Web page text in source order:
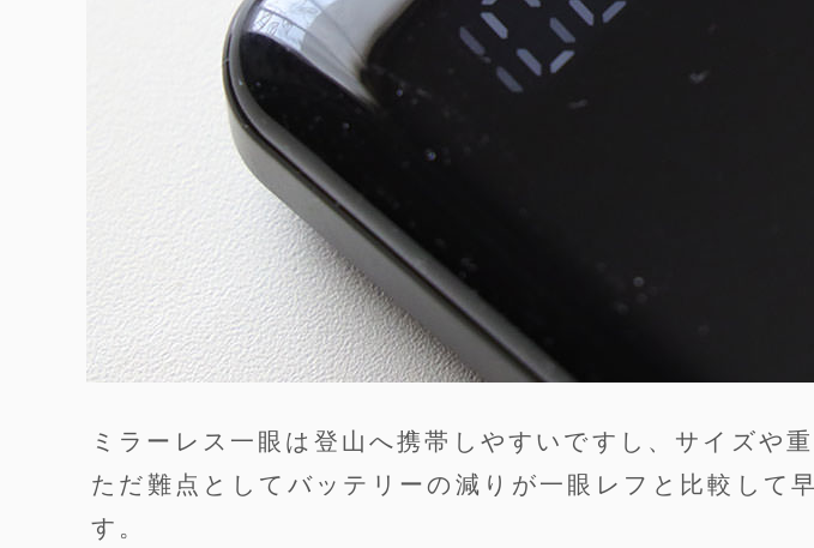
ミラーレス一眼は登山へ携帯しやすいですし、サイズや
ただ難点としてバッテリーの減りが一眼レフと比較して
す。